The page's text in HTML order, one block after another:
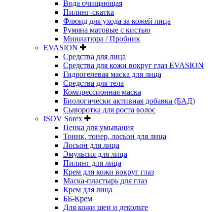
Вода очищающая
Пилинг-скатка
Флюид для ухода за кожей лица
Румяна матовые с кистью
Миниатюра / Пробник
EVASION
Средства для лица
Средства для кожи вокруг глаз EVASION
Гидрогелевая маска для лица
Средства для тела
Компрессионная маска
Биологически активная добавка (БАД)
Сыворотка для роста волос
ISOV Sorex
Пенка для умывания
Тоник, тонер, лосьон для лица
Лосьон для лица
Эмульсия для лица
Пилинг для лица
Крем для кожи вокруг глаз
Маска-пластырь для глаз
Крем для лица
ББ-Крем
Для кожи шеи и декольте